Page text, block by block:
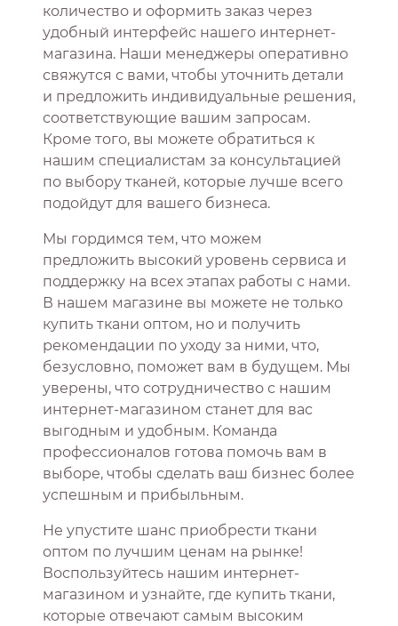
количество и оформить заказ через
удобный интерфейс нашего интернет-
магазина. Наши менеджеры оперативно
свяжутся с вами, чтобы уточнить детали
и предложить индивидуальные решения,
соответствующие вашим запросам.
Кроме того, вы можете обратиться к
нашим специалистам за консультацией
по выбору тканей, которые лучше всего
подойдут для вашего бизнеса.
Мы гордимся тем, что можем
предложить высокий уровень сервиса и
поддержку на всех этапах работы с нами.
В нашем магазине вы можете не только
купить ткани оптом, но и получить
рекомендации по уходу за ними, что,
безусловно, поможет вам в будущем. Мы
уверены, что сотрудничество с нашим
интернет-магазином станет для вас
выгодным и удобным. Команда
профессионалов готова помочь вам в
выборе, чтобы сделать ваш бизнес более
успешным и прибыльным.
Не упустите шанс приобрести ткани
оптом по лучшим ценам на рынке!
Воспользуйтесь нашим интернет-
магазином и узнайте, где купить ткани,
которые отвечают самым высоким